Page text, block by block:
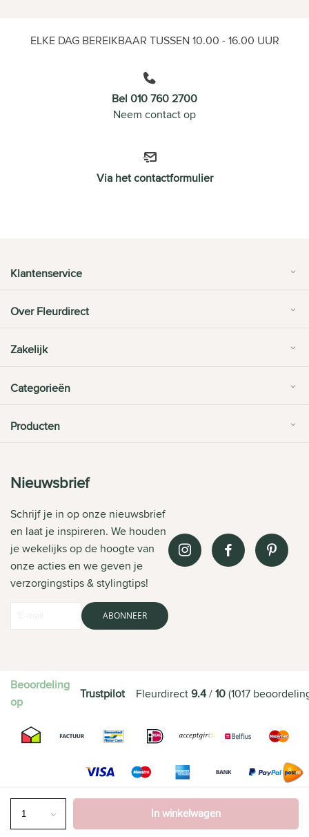
ELKE DAG BEREIKBAAR TUSSEN 10.00 - 16.00 UUR
Bel 010 760 2700
Neem contact op
Via het contactformulier
Klantenservice
Over Fleurdirect
Zakelijk
Categorieën
Producten
Nieuwsbrief
Schrijf je in op onze nieuwsbrief
en laat je inspireren. We houden
je wekelijks op de hoogte van
onze acties en we geven je
verzorgingstips & stylingtips!
ABONNEER
Beoordeling
op
Trustpilot Fleurdirect9.4/10(1017
In winkelwagen